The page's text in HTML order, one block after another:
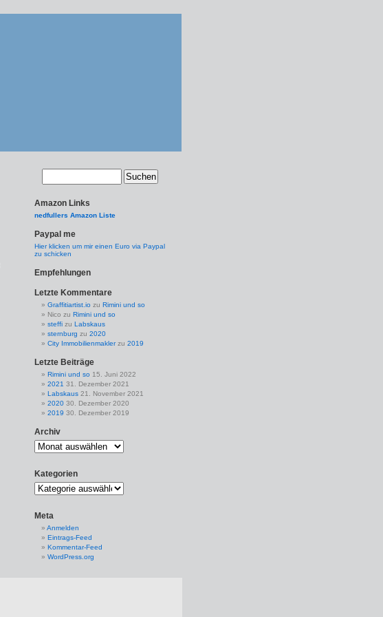
Amazon Links
nedfullers Amazon Liste
Paypal me
Hier klicken um mir einen Euro via Paypal
zu schicken
Empfehlungen
Letzte Kommentare
Graffitiartist.io zu Rimini und so
Nico zu Rimini und so
steffi zu Labskaus
sternburg zu 2020
City Immobilienmaklerzu 2019
Letzte Beiträge
Rimini und so 15. Juni 2022
2021 31. Dezember 2021
Labskaus 21. November 2021
2020 30. Dezember 2020
2019 30. Dezember 2019
Archiv
Kategorien
Meta
Anmelden
Eintrags-Feed
Kommentar-Feed
WordPress.org